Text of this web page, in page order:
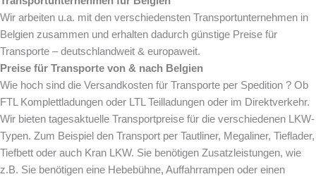
Wir arbeiten u.a. mit den verschiedensten Transportunternehmen in
Belgien zusammen und erhalten dadurch günstige Preise für
Transporte – deutschlandweit & europaweit.
Preise für Transporte von & nach Belgien
Wie hoch sind die Versandkosten für Transporte per Spedition ? Ob
FTL Komplettladungen oder LTL Teilladungen oder im Direktverkehr.
Wir bieten tagesaktuelle Transportpreise für die verschiedenen LKW-
Typen. Zum Beispiel den Transport per Tautliner, Megaliner, Tieflader,
Tiefbett oder auch Kran LKW. Sie benötigen Zusatzleistungen, wie
z.B. Sie benötigen eine Hebebühne, Auffahrrampen oder einen